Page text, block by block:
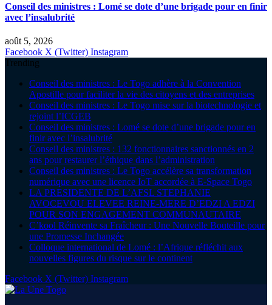
Conseil des ministres : Lomé se dote d’une brigade pour en finir
avec l’insalubrité
août 5, 2026
Facebook X (Twitter) Instagram
Trending
Conseil des ministres : Le Togo adhère à la Convention
Apostille pour faciliter la vie des citoyens et des entreprises
Conseil des ministres : Le Togo mise sur la biotechnologie et
rejoint l’ICGEB
Conseil des ministres : Lomé se dote d’une brigade pour en
finir avec l’insalubrité
Conseil des ministres : 132 fonctionnaires sanctionnés en 2
ans pour restaurer l’éthique dans l’administration
Conseil des ministres : Le Togo accélère sa transformation
numérique avec une licence IoT accordée à E-Space Togo
LA PRESIDENTE DE L’AFSL STEPHANIE
AVOCEVOU ELEVEE REINE-MERE D’EDZI A EDZI
POUR SON ENGAGEMENT COMMUNAUTAIRE
C’kool Réinvente sa Fraîcheur : Une Nouvelle Bouteille pour
une Promesse Inchangée
Colloque international de Lomé : l’Afrique réfléchit aux
nouvelles figures du risque sur le continent
Facebook X (Twitter) Instagram